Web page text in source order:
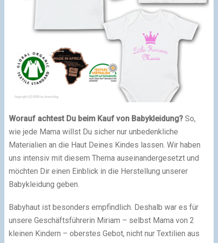
Worauf achtest Du beim Kauf von Babykleidung?So,
wie jede Mama willst Du sicher nur unbedenkliche
Materialien an die Haut Deines Kindes lassen. Wir haben
uns intensiv mit diesem Thema auseinandergesetzt und
möchten Dir einen Einblick in die Herstellung unserer
Babykleidung geben.
Babyhaut ist besonders empfindlich. Deshalb war es für
unsere Geschäftsführerin Miriam – selbst Mama von 2
kleinen Kindern – oberstes Gebot, nicht nur Textilien aus